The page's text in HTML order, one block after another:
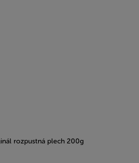
rozpustná plech 200g